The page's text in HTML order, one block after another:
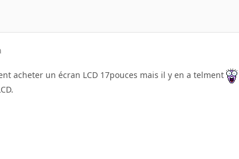
acheter un écran LCD 17pouces mais il y en a telment